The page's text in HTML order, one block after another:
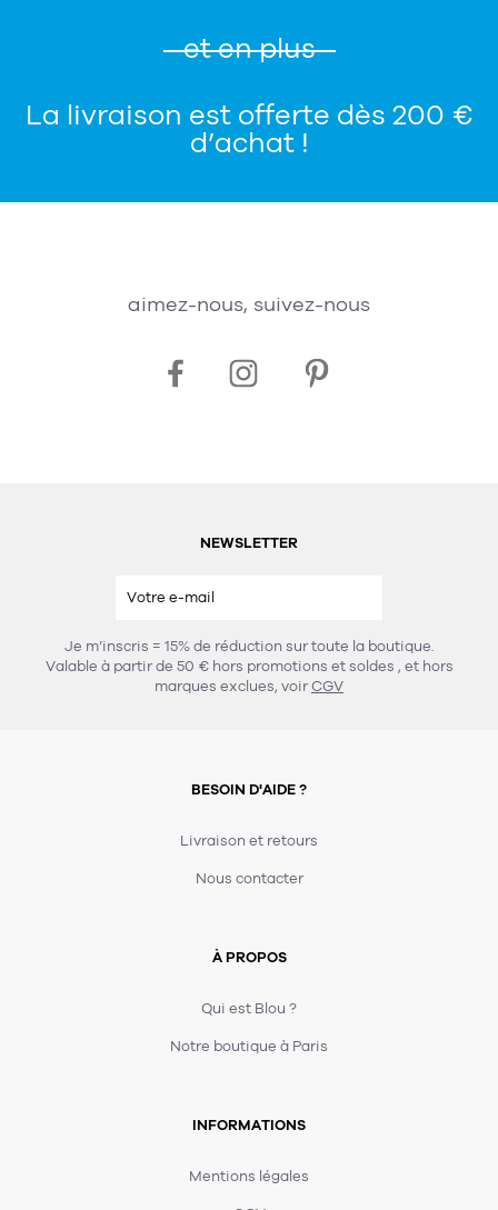
et en plus
La livraison est offerte dès 200 €
d’achat !
aimez-nous, suivez-nous
NEWSLETTER
Je m’inscris = 15% de réduction sur toute la boutique.
Valable à partir de 50 € hors promotions et soldes , et hors
marques exclues, voirCGV
BESOIN D'AIDE ?
Livraison et retours
Nous contacter
À PROPOS
Qui est Blou ?
Notre boutique à Paris
INFORMATIONS
Mentions légales